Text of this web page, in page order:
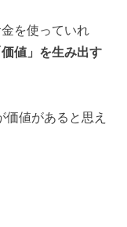
金を使っていれ
価値」を生み出す
値があると思え